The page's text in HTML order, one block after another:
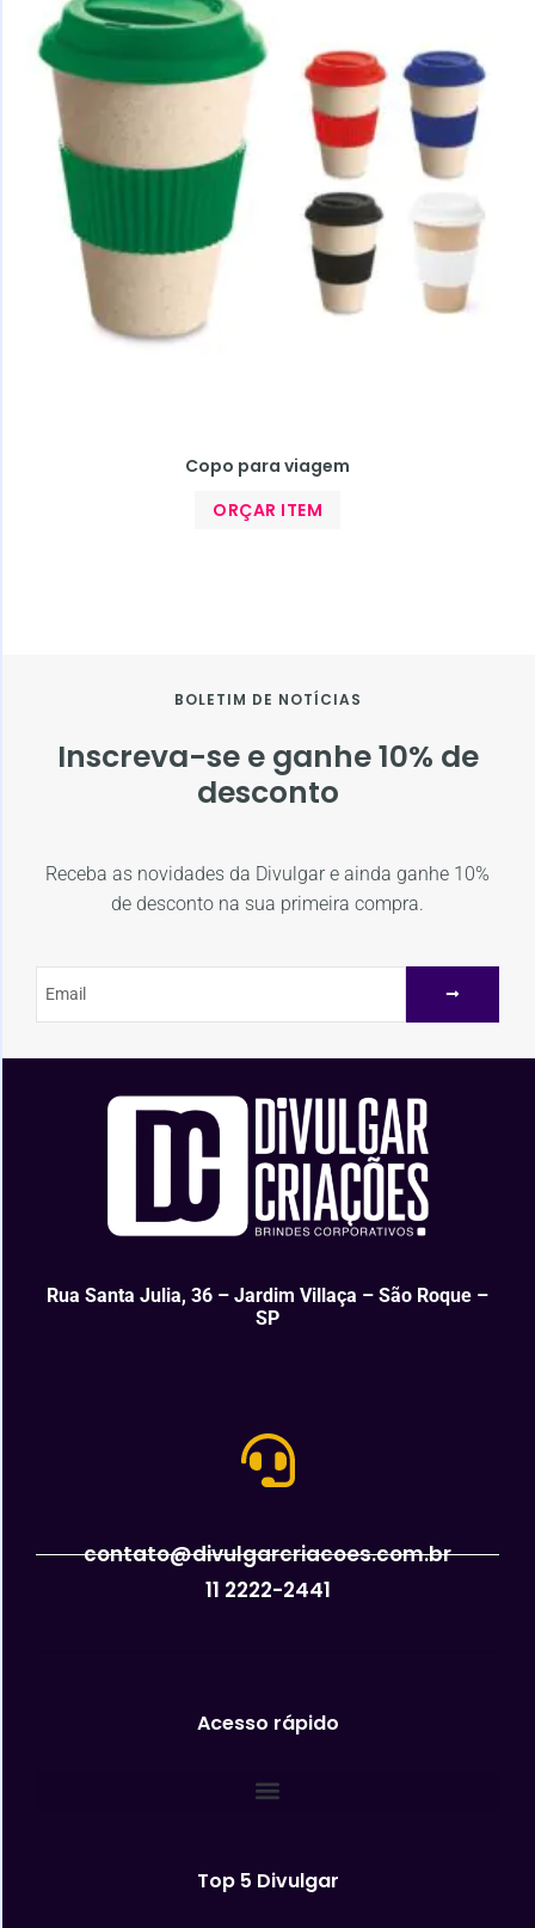
Copo para viagem
ORÇAR ITEM
BOLETIM DE NOTÍCIAS
Inscreva-se e ganhe 10% de
desconto
Receba as novidades da Divulgar e ainda ganhe 10%
de desconto na sua primeira compra.
Rua Santa Julia, 36 – Jardim Villaça – São Roque –
SP
contato@divulgarcriacoes.com.br
11 2222-2441
Acesso rápido
Top 5 Divulgar